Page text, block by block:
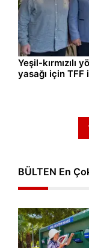
Spor 08.08.2026 13:30
Yeşil-kırmızılı
yasağı için TFF
BÜLTEN En